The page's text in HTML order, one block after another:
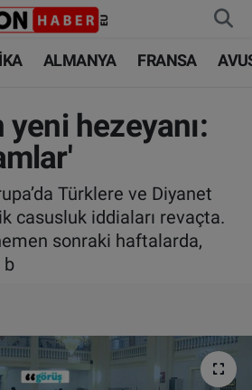
ALMANYA FRANSA
yeni hezeyanı:
Türklere ve Diyanet
casusluk iddiaları revaçta.
sonraki haftalarda,
b
Durumu ve Fikstür